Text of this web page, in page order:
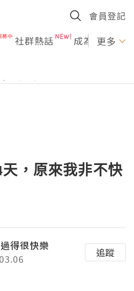
會員登記
社群熱話 成為U更多
，原來我非不快
得很快樂
追蹤